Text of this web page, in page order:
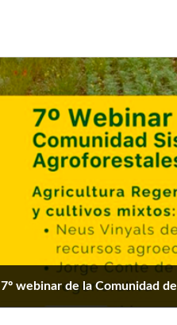
7º webinar de la Comunidad